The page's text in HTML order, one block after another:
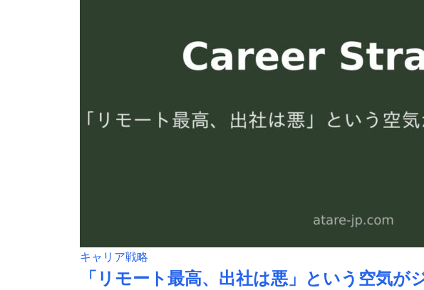
キャリア戦略
「リモート最高、出社は悪」という空気